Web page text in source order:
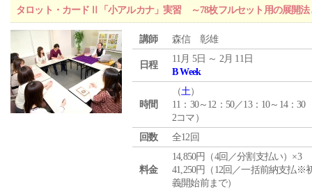
タロット・カードⅡ「小アルカナ」実習 ～78枚フルセット用の展開法
講師 森信 彰雄
日程
11月 5日 ～ 2月 11日
B Week
時間
（土）
11：30～12：50／13：10～14：30
2コマ）
回数
全12回
料金
14,850円（4回／分割支払い）×3
41,250円（12回／一括前納支払※
義開始前まで）